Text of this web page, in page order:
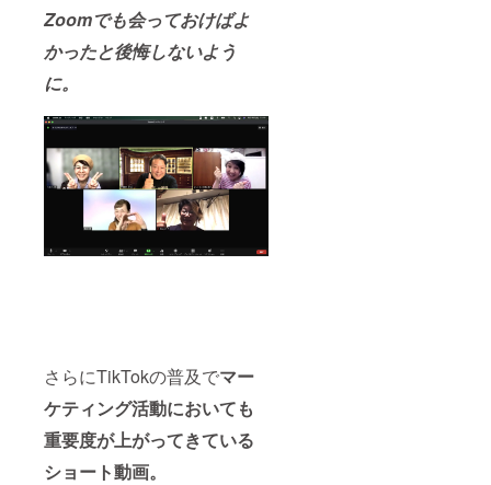
Zoomでも会っておけばよ
かったと後悔しないよう
に。
さらにTikTokの普及でマー
ケティング活動においても
重要度が上がってきている
ショート動画。